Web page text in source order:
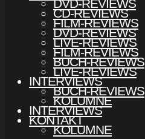
DVD-REVIEWS
FILM-REVIEWS
LIVE-REVIEWS
BUCH-REVIEWS
INTERVIEWS
KOLUMNE
KONTAKT
CD-REVIEWS
DVD-REVIEWS
FILM-REVIEWS
LIVE-REVIEWS
BUCH-REVIEWS
INTERVIEWS
KOLUMNE